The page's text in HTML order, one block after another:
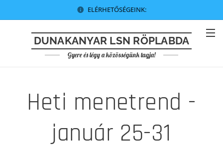
ELÉRHETŐSÉGEINK:
DUNAKANYAR LSN RÖPLABDA
Gyere és légy a közösségünk tagja!
Heti menetrend -
január 25-31